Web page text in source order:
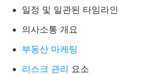
일정 및 일관된 타임라인
의사소통 개요
부동산 마케팅
리스크 관리 요소